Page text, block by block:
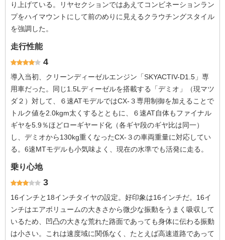
り上げている。リヤセクションではあえてコンビネーションラン
プをハイマウントにして前のめりに見えるクラウチングスタイル
を強調した。
走行性能
4
導入当初、クリーンディーゼルエンジン「SKYACTIV-D1.5」専
用車だった。同じ1.5Lディーゼルを搭載する「デミオ」（現マツ
ダ２）対して、６速ATモデルではCX-３専用制御を加えることで
トルク値を2.0kgm太くするとともに、６速AT自体もファイナル
ギヤを5.9％ほどローギヤード化（各ギヤ段のギヤ比は同一）
し、デミオから130kg重くなったCX-３の車両重量に対応してい
る。6速MTモデルも小気味よく、現在の水準でも活発に走る。
乗り心地
3
16インチと18インチタイヤの設定。好印象は16インチだ。16イ
ンチはエアボリュームの大きさから微少な振動をうまく吸収して
いるため、凹凸の大きな荒れた路面であっても身体に伝わる振動
は小さい。これは速度域に関係なく、たとえば高速道路であって